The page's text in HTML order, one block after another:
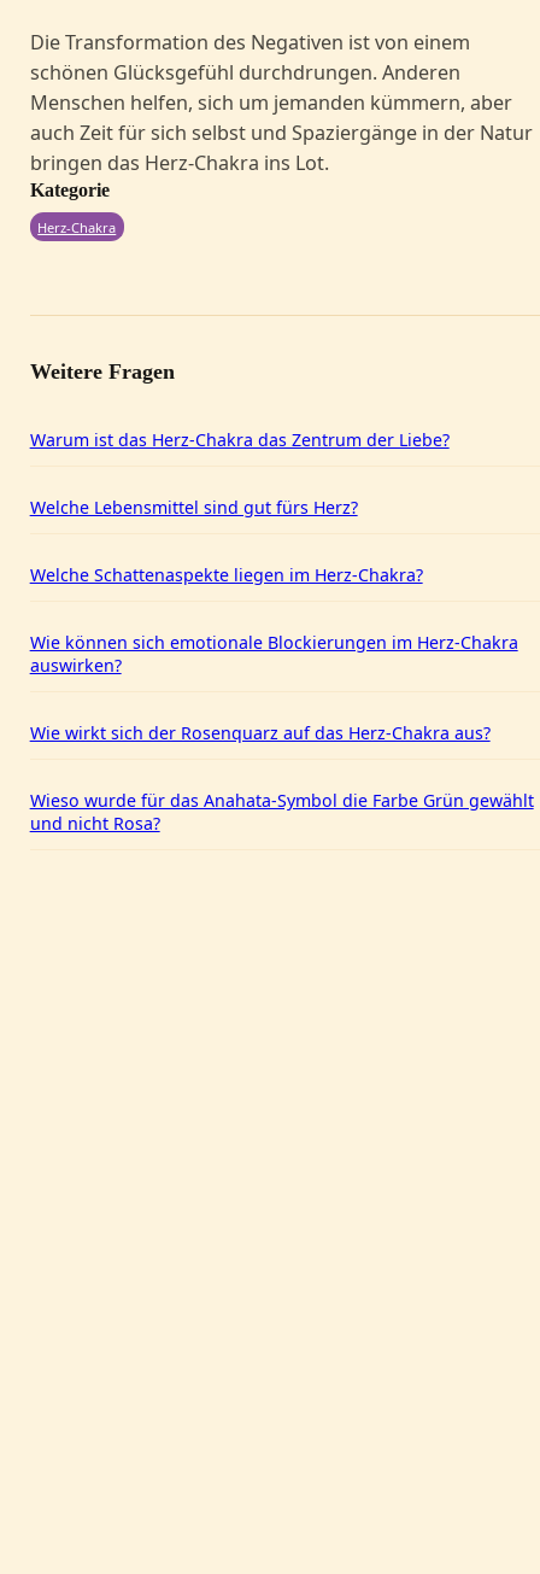
Die Transformation des Negativen ist von einem
schönen Glücksgefühl durchdrungen. Anderen
Menschen helfen, sich um jemanden kümmern, aber
auch Zeit für sich selbst und Spaziergänge in der Natur
bringen das Herz-Chakra ins Lot.
Kategorie
Herz-Chakra
Weitere Fragen
Warum ist das Herz-Chakra das Zentrum der Liebe?
Welche Lebensmittel sind gut fürs Herz?
Welche Schattenaspekte liegen im Herz-Chakra?
Wie können sich emotionale Blockierungen im Herz-Chakra
auswirken?
Wie wirkt sich der Rosenquarz auf das Herz-Chakra aus?
Wieso wurde für das Anahata-Symbol die Farbe Grün gewählt
und nicht Rosa?